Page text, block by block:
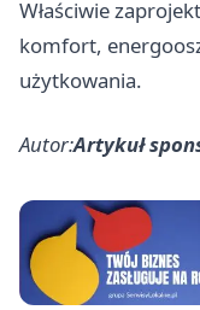
Właściwie
komfort,
użytkowania.
Autor:Artykuł